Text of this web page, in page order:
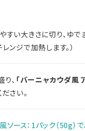
すい大きさに切り、ゆで
ンジで加熱します。）
、 「バーニャカウダ風
さい。
ース：1パック（50g）